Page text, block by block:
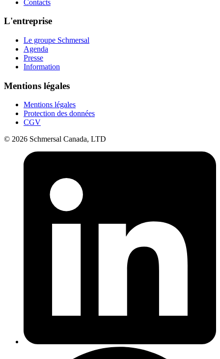
Contacts
L'entreprise
Le groupe Schmersal
Agenda
Presse
Information
Mentions légales
Mentions légales
Protection des données
CGV
© 2026 Schmersal Canada, LTD